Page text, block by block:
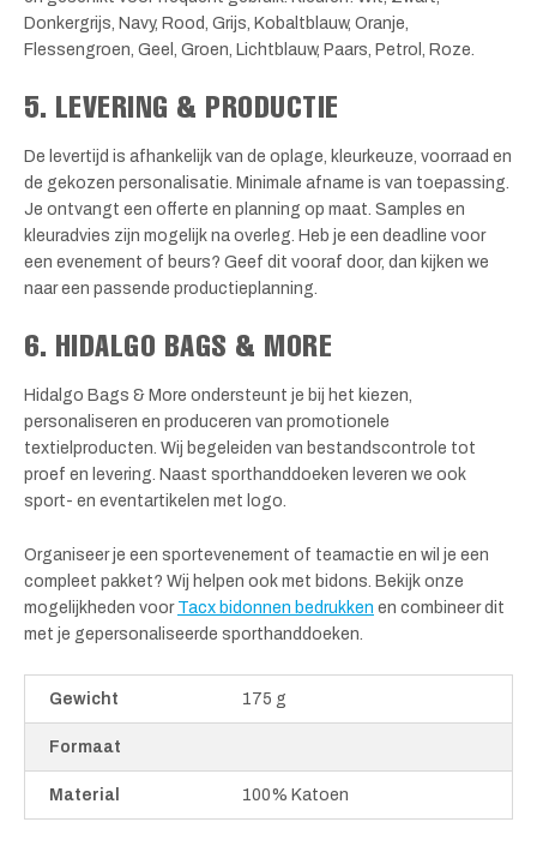
Donkergrijs, Navy, Rood, Grijs, Kobaltblauw, Oranje,
Flessengroen, Geel, Groen, Lichtblauw, Paars, Petrol, Roze.
5. LEVERING & PRODUCTIE
De levertijd is afhankelijk van de oplage, kleurkeuze, voorraad en
de gekozen personalisatie. Minimale afname is van toepassing.
Je ontvangt een offerte en planning op maat. Samples en
kleuradvies zijn mogelijk na overleg. Heb je een deadline voor
een evenement of beurs? Geef dit vooraf door, dan kijken we
naar een passende productieplanning.
6. HIDALGO BAGS & MORE
Hidalgo Bags & More ondersteunt je bij het kiezen,
personaliseren en produceren van promotionele
textielproducten. Wij begeleiden van bestandscontrole tot
proef en levering. Naast sporthanddoeken leveren we ook
sport- en eventartikelen met logo.
Organiseer je een sportevenement of teamactie en wil je een
compleet pakket? Wij helpen ook met bidons. Bekijk onze
mogelijkheden voor Tacx bidonnen bedrukken en combineer dit
met je gepersonaliseerde sporthanddoeken.
Gewicht 175 g
Formaat
Material 100% Katoen